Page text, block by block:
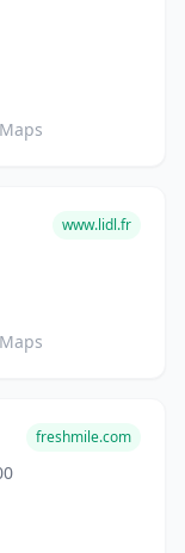
www.lidl.fr
freshmile.com